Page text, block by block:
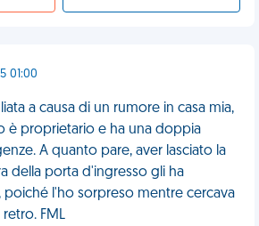
01:00
a causa di un rumore in casa mia,
è proprietario e ha una doppia
A quanto pare, aver lasciato la
della porta d'ingresso gli ha
l'ho sorpreso mentre cercava
FML